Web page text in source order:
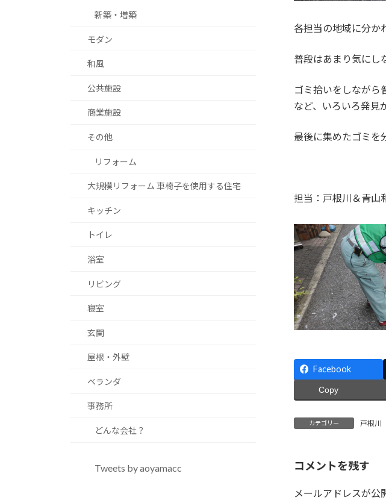
各担当の地域に分か
普段はあまり気にし
ゴミ拾いをしながら
など、いろいろ発見
最後に集めたゴミを
担当：戸根川＆青山
Facebook
Copy
カテゴリー 戸根川
コメントを残す
メールアドレスが公
新築・増築
モダン
和風
公共施設
商業施設
その他
リフォーム
大規模リフォーム 車椅子を使用する住宅
キッチン
トイレ
浴室
リビング
寝室
玄関
屋根・外壁
ベランダ
事務所
どんな会社？
Tweets by aoyamacc